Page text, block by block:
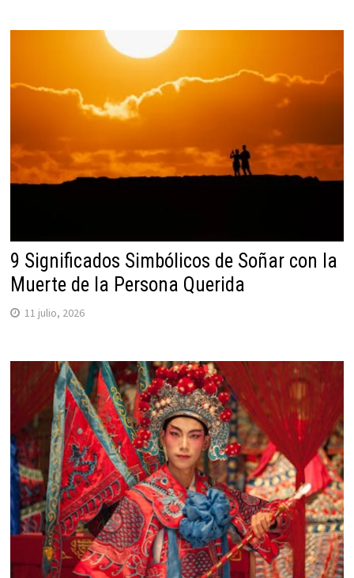
9 Significados Simbólicos de Soñar con la
Muerte de la Persona Querida
11 julio, 2026